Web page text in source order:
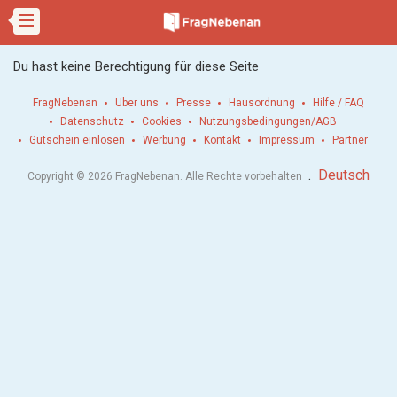
Du hast keine Berechtigung für diese Seite
FragNebenan Über uns Presse Hausordnung
Hilfe / FAQ
Datenschutz
Cookies
Nutzungsbedingungen/AGB
Gutschein einlösen
Werbung Kontakt Impressum Partner
Copyright © 2026 FragNebenan. Alle Rechte vorbehalten . Deutsch